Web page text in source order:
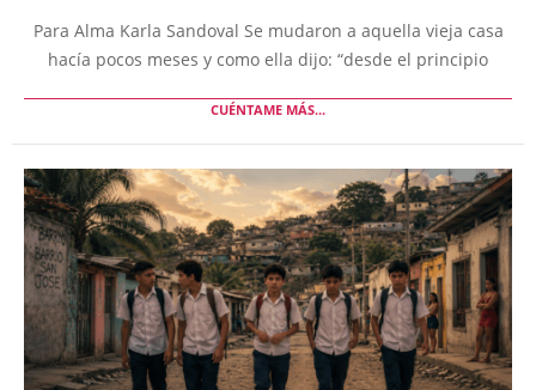
Para Alma Karla Sandoval Se mudaron a aquella vieja casa
hacía pocos meses y como ella dijo: “desde el principio
CUÉNTAME MÁS...